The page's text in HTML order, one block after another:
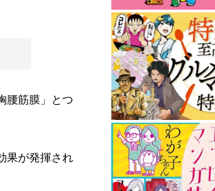
腰筋膜」とつ
果が発揮され